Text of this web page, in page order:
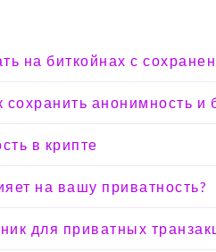
на биткойнах с
анонимность и
в крипте
на вашу приватность?
для приватных